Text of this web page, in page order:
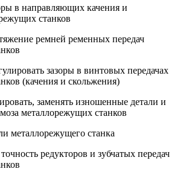
в направляющих качения и
станков
ремней ременных передач
зазоры в винтовых передачах
(качения и скольжения)
заменять изношенные детали и
металлорежущих станков
металлорежущего станка
редукторов и зубчатых передач